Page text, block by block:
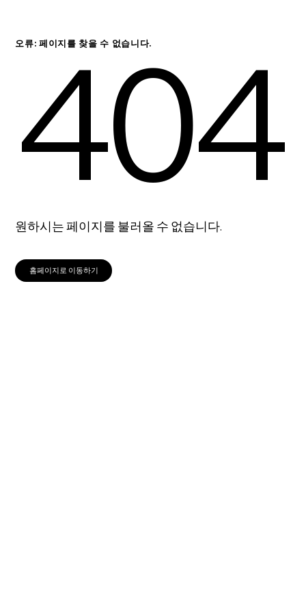
오류: 페이지를 찾을 수 없습니다.
404
원하시는 페이지를 불러올 수 없습니다.
홈페이지로 이동하기